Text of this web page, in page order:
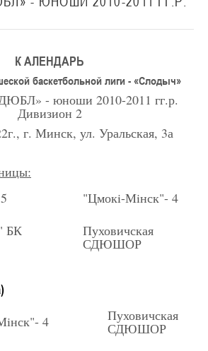
К АЛЕНДАРЬ
баскетбольной лиги - «Слодыч»
- юноши 2010-2011 гг.р.
Дивизион 2
г. Минск, ул. Уральская, 3а
"Цмокi-Мiнск"- 4
БК
Пуховичская
СДЮШОР
4 Пуховичская
СДЮШОР